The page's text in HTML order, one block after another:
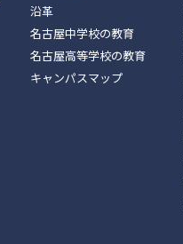
沿革
名古屋中学校の教育
名古屋高等学校の教育
キャンパスマップ